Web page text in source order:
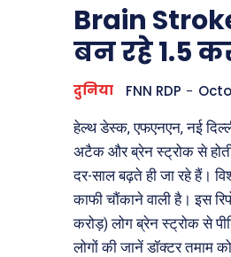
Brain
बन रहे 1.5
दुनिया FNN RDP -
हेल्थ डेस्क, एफएनएन, नई
अटैक और ब्रेन स्ट्रोक से
दर-साल बढ़ते ही जा रहे हैं।
काफी चौंकाने वाली है। इस
करोड़) लोग ब्रेन स्ट्रोक से
लोगों की जानें डॉक्टर तमाम